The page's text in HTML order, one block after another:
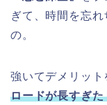
ぎて、時間を忘
の。
強いてデメリッ
ロードが長すぎた